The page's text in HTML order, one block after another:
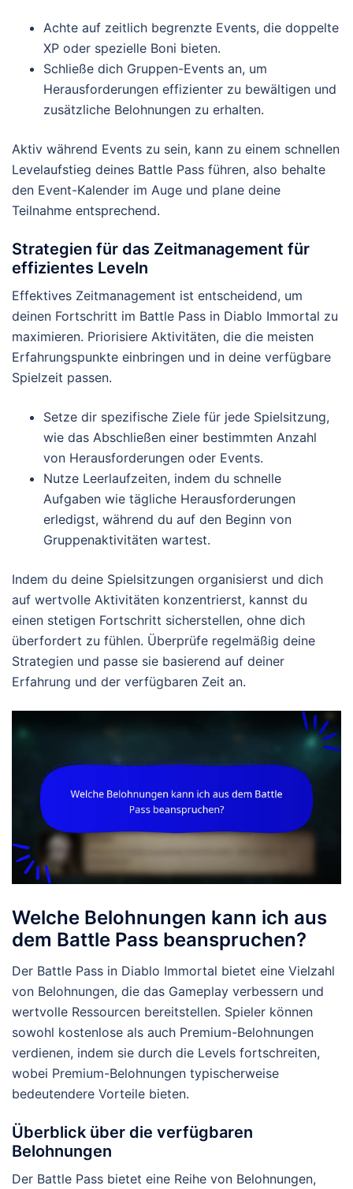
Achte auf zeitlich begrenzte Events, die doppelte
XP oder spezielle Boni bieten.
Schließe dich Gruppen-Events an, um
Herausforderungen effizienter zu bewältigen und
zusätzliche Belohnungen zu erhalten.
Aktiv während Events zu sein, kann zu einem schnellen
Levelaufstieg deines Battle Pass führen, also behalte
den Event-Kalender im Auge und plane deine
Teilnahme entsprechend.
Strategien für das Zeitmanagement für
effizientes Leveln
Effektives Zeitmanagement ist entscheidend, um
deinen Fortschritt im Battle Pass in Diablo Immortal zu
maximieren. Priorisiere Aktivitäten, die die meisten
Erfahrungspunkte einbringen und in deine verfügbare
Spielzeit passen.
Setze dir spezifische Ziele für jede Spielsitzung,
wie das Abschließen einer bestimmten Anzahl
von Herausforderungen oder Events.
Nutze Leerlaufzeiten, indem du schnelle
Aufgaben wie tägliche Herausforderungen
erledigst, während du auf den Beginn von
Gruppenaktivitäten wartest.
Indem du deine Spielsitzungen organisierst und dich
auf wertvolle Aktivitäten konzentrierst, kannst du
einen stetigen Fortschritt sicherstellen, ohne dich
überfordert zu fühlen. Überprüfe regelmäßig deine
Strategien und passe sie basierend auf deiner
Erfahrung und der verfügbaren Zeit an.
Welche Belohnungen kann ich aus
dem Battle Pass beanspruchen?
Der Battle Pass in Diablo Immortal bietet eine Vielzahl
von Belohnungen, die das Gameplay verbessern und
wertvolle Ressourcen bereitstellen. Spieler können
sowohl kostenlose als auch Premium-Belohnungen
verdienen, indem sie durch die Levels fortschreiten,
wobei Premium-Belohnungen typischerweise
bedeutendere Vorteile bieten.
Überblick über die verfügbaren
Belohnungen
Der Battle Pass bietet eine Reihe von Belohnungen,